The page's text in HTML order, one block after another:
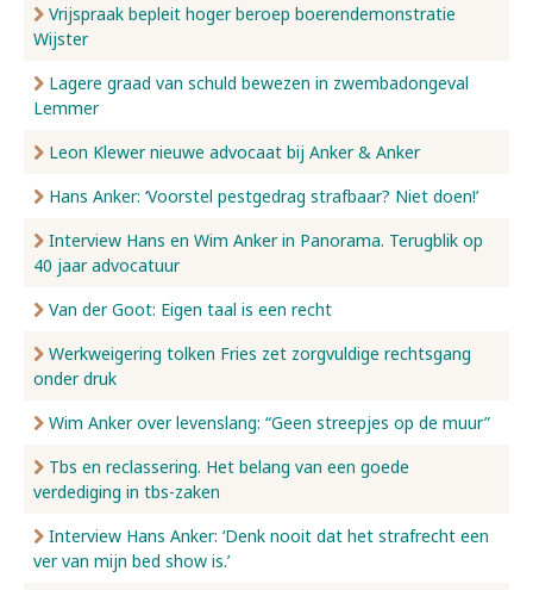
Vrijspraak bepleit hoger beroep boerendemonstratie
Wijster
Lagere graad van schuld bewezen in zwembadongeval
Lemmer
Leon Klewer nieuwe advocaat bij Anker & Anker
Hans Anker: ‘Voorstel pestgedrag strafbaar? Niet doen!’
Interview Hans en Wim Anker in Panorama. Terugblik op
40 jaar advocatuur
Van der Goot: Eigen taal is een recht
Werkweigering tolken Fries zet zorgvuldige rechtsgang
onder druk
Wim Anker over levenslang: “Geen streepjes op de muur”
Tbs en reclassering. Het belang van een goede
verdediging in tbs-zaken
Interview Hans Anker: ‘Denk nooit dat het strafrecht een
ver van mijn bed show is.’